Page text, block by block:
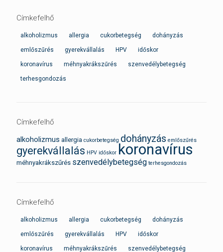
Címkefelhő
alkoholizmus allergia cukorbetegség dohányzás
emlőszűrés gyerekvállalás HPV időskor
koronavírus méhnyakrákszűrés szenvedélybetegség
terhesgondozás
Címkefelhő
alkoholizmus allergia cukorbetegség dohányzás emlőszűrés
gyerekvállalás HPV időskor koronavírus
méhnyakrákszűrés szenvedélybetegség terhesgondozás
Címkefelhő
alkoholizmus allergia cukorbetegség dohányzás
emlőszűrés gyerekvállalás HPV időskor
koronavírus méhnyakrákszűrés szenvedélybetegség